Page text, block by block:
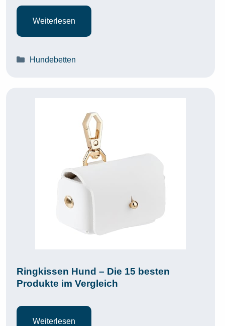
Weiterlesen
Kategorien
Hundebetten
Ringkissen Hund – Die 15 besten
Produkte im Vergleich
Weiterlesen